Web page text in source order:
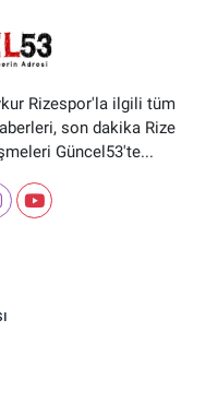
Rizespor'la ilgili tüm
son dakika Rize
Güncel53'te...